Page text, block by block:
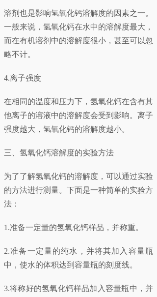
溶剂也是影响氢氧化钙溶解度的因素之一。
一般来说，氢氧化钙在水中的溶解度最大，
而在有机溶剂中的溶解度很小，甚至可以忽
略不计。
4.离子强度
在相同的温度和压力下，氢氧化钙在含有其
他离子的溶液中的溶解度会受到影响。离子
强度越大，氢氧化钙的溶解度越小。
三、氢氧化钙溶解度的实验方法
为了了解氢氧化钙的溶解度，可以通过实验
的方法进行测量。下面是一种简单的实验方
法：
1.准备一定量的氢氧化钙样品，并称重。
2.准备一定量的纯水，并将其加入容量瓶
中，使水的体积达到容量瓶的刻度线。
3.将称好的氢氧化钙样品加入容量瓶中，并